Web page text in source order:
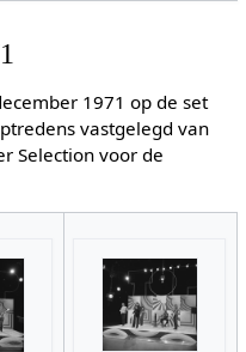
1971 op de set
vastgelegd van
Selection voor de